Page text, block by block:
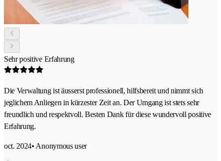
Sehr positive Erfahrung
Die Verwaltung ist äusserst professionell, hilfsbereit und nimmt sich
jeglichem Anliegen in kürzester Zeit an. Der Umgang ist stets sehr
freundlich und respektvoll. Besten Dank für diese wundervoll positive
Erfahrung.
oct. 2024• Anonymous user